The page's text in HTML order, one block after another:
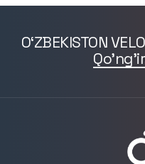
O‘ZBEKISTON